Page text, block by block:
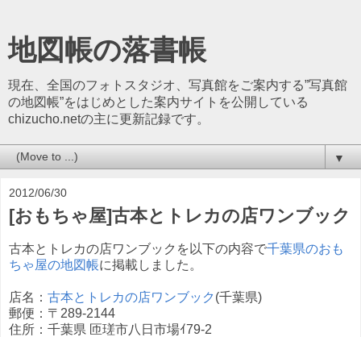
地図帳の落書帳
現在、全国のフォトスタジオ、写真館をご案内する”写真館
の地図帳”をはじめとした案内サイトを公開している
chizucho.netの主に更新記録です。
▼
2012/06/30
[おもちゃ屋]古本とトレカの店ワンブック
古本とトレカの店ワンブックを以下の内容で千葉県のおも
ちゃ屋の地図帳に掲載しました。
店名： 古本とトレカの店ワンブック (千葉県)
郵便：〒289-2144
住所：千葉県 匝瑳市八日市場ｲ79-2